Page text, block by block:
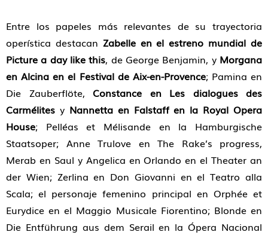
Entre los papeles más relevantes de su trayectoria
operística destacan Zabelle en el estreno mundial de
Picture a day like this, de George Benjamin, y Morgana
en Alcina en el Festival de Aix-en-Provence; Pamina en
Die Zauberflöte, Constance en Les dialogues des
Carmélites y Nannetta en Falstaff en la Royal Opera
House; Pelléas et Mélisande en la Hamburgische
Staatsoper; Anne Trulove en The Rake’s progress,
Merab en Saul y Angelica en Orlando en el Theater an
der Wien; Zerlina en Don Giovanni en el Teatro alla
Scala; el personaje femenino principal en Orphée et
Eurydice en el Maggio Musicale Fiorentino; Blonde en
Die Entführung aus dem Serail en la Ópera Nacional